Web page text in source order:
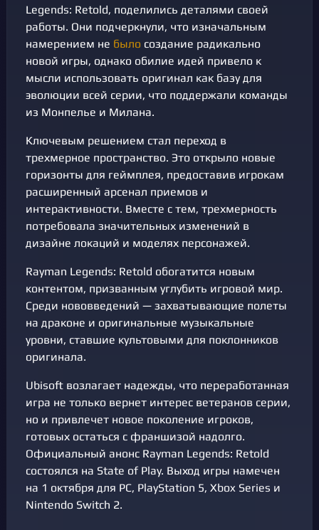
Legends: Retold, поделились деталями своей
работы. Они подчеркнули, что изначальным
намерением не было создание радикально
новой игры, однако обилие идей привело к
мысли использовать оригинал как базу для
эволюции всей серии, что поддержали команды
из Монпелье и Милана.
Ключевым решением стал переход в
трехмерное пространство. Это открыло новые
горизонты для геймплея, предоставив игрокам
расширенный арсенал приемов и
интерактивности. Вместе с тем, трехмерность
потребовала значительных изменений в
дизайне локаций и моделях персонажей.
Rayman Legends: Retold обогатится новым
контентом, призванным углубить игровой мир.
Среди нововведений — захватывающие полеты
на драконе и оригинальные музыкальные
уровни, ставшие культовыми для поклонников
оригинала.
Ubisoft возлагает надежды, что переработанная
игра не только вернет интерес ветеранов серии,
но и привлечет новое поколение игроков,
готовых остаться с франшизой надолго.
Официальный анонс Rayman Legends: Retold
состоялся на State of Play. Выход игры намечен
на 1 октября для PC, PlayStation 5, Xbox Series и
Nintendo Switch 2.